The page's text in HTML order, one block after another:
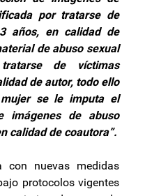
por tratarse de
años, en calidad de
de abuso sexual
de víctimas
de autor, todo ello
se le imputa el
imágenes de abuso
calidad de coautora”.
con nuevas medidas
protocolos vigentes